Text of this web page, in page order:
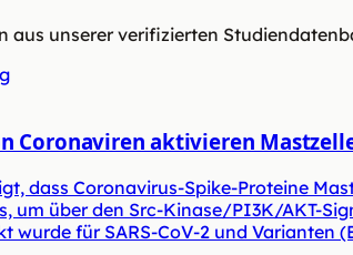
aus unserer verifizierten
Coronaviren aktivieren
dass Coronavirus-Spike-Proteine
um über den Src-Kinase/PI3K/AKT-
wurde für SARS-CoV-2 und Varianten